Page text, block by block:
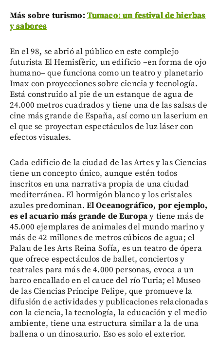
Más sobre turismo: Tumaco: un festival de hierbas
y sabores
En el 98, se abrió al público en este complejo
futurista El Hemisfèric, un edificio –en forma de ojo
humano– que funciona como un teatro y planetario
Imax con proyecciones sobre ciencia y tecnología.
Está construido al pie de un estanque de agua de
24.000 metros cuadrados y tiene una de las salsas de
cine más grande de España, así como un laserium en
el que se proyectan espectáculos de luz láser con
efectos visuales.
Cada edificio de la ciudad de las Artes y las Ciencias
tiene un concepto único, aunque estén todos
inscritos en una narrativa propia de una ciudad
mediterránea. El hormigón blanco y los cristales
azules predominan. El Oceanográfico, por ejemplo,
es el acuario más grande de Europay tiene más de
45.000 ejemplares de animales del mundo marino y
más de 42 millones de metros cúbicos de agua; el
Palau de les Arts Reina Sofía, es un teatro de ópera
que ofrece espectáculos de ballet, conciertos y
teatrales para más de 4.000 personas, evoca a un
barco encallado en el cauce del río Turia; el Museo
de las Ciencias Príncipe Felipe, que promueve la
difusión de actividades y publicaciones relacionadas
con la ciencia, la tecnología, la educación y el medio
ambiente, tiene una estructura similar a la de una
ballena o un dinosaurio. Eso es solo el exterior.